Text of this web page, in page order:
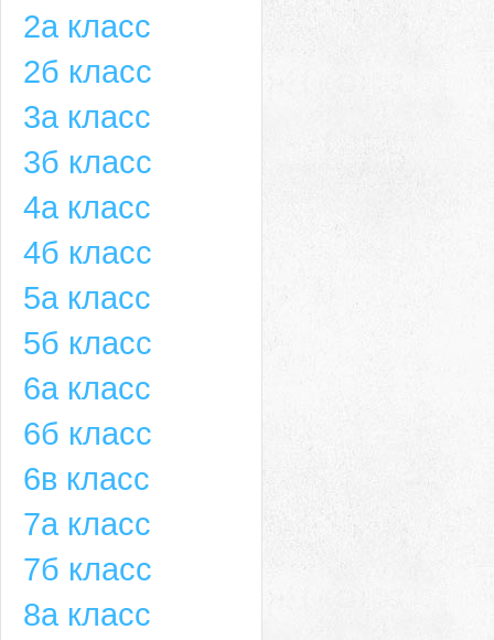
2а класс
2б класс
3а класс
3б класс
4а класс
4б класс
5а класс
5б класс
6а класс
6б класс
6в класс
7а класс
7б класс
8а класс